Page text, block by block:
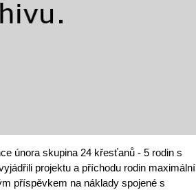
února skupina 24 křesťanů - 5 rodin s
projektu a příchodu rodin maximální
příspěvkem na náklady spojené s